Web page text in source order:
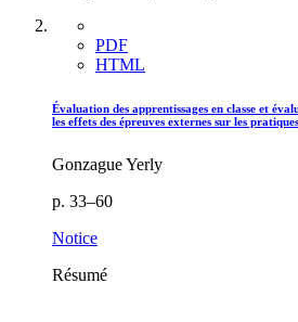
PDF
HTML
Évaluation des apprentissages en classe et
les effets des épreuves externes sur les
Gonzague Yerly
p. 33–60
Notice
Résumé